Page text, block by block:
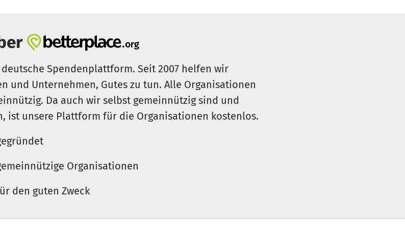
Spendenplattform. Seit 2007 helfen wir
und Unternehmen, Gutes zu tun. Alle Organisationen
Da auch wir selbst gemeinnützig sind und
unsere Plattform für die Organisationen kostenlos.
Organisationen
den guten Zweck